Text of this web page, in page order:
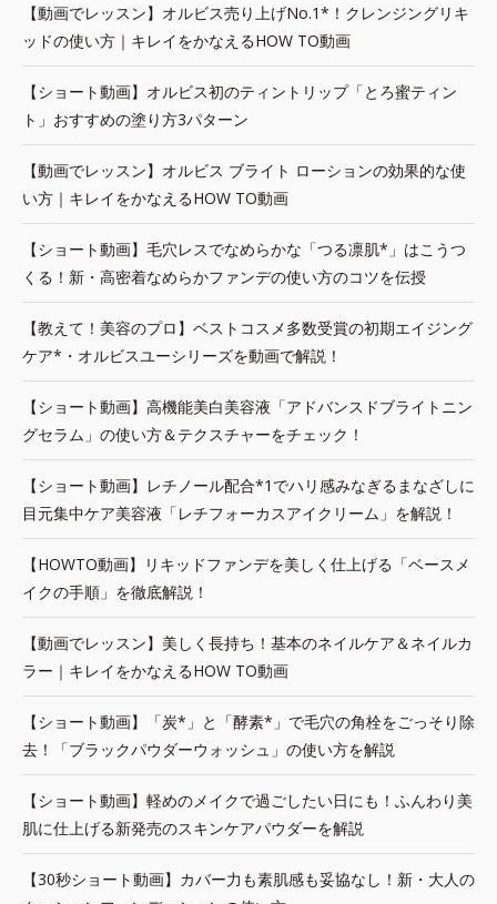
【動画でレッスン】オルビス売り上げNo.1*！クレンジングリキ
ッドの使い方｜キレイをかなえるHOW TO動画
【ショート動画】オルビス初のティントリップ「とろ蜜ティン
ト」おすすめの塗り方3パターン
【動画でレッスン】オルビス ブライト ローションの効果的な使
い方｜キレイをかなえるHOW TO動画
【ショート動画】毛穴レスでなめらかな「つる凛肌*」はこうつ
くる！新・高密着なめらかファンデの使い方のコツを伝授
【教えて！美容のプロ】ベストコスメ多数受賞の初期エイジング
ケア*・オルビスユーシリーズを動画で解説！
【ショート動画】高機能美白美容液「アドバンスドブライトニン
グセラム」の使い方＆テクスチャーをチェック！
【ショート動画】レチノール配合*1でハリ感みなぎるまなざしに
目元集中ケア美容液「レチフォーカスアイクリーム」を解説！
【HOWTO動画】リキッドファンデを美しく仕上げる「ベースメ
イクの手順」を徹底解説！
【動画でレッスン】美しく長持ち！基本のネイルケア＆ネイルカ
ラー｜キレイをかなえるHOW TO動画
【ショート動画】「炭*」と「酵素*」で毛穴の角栓をごっそり除
去！「ブラックパウダーウォッシュ」の使い方を解説
【ショート動画】軽めのメイクで過ごしたい日にも！ふんわり美
肌に仕上げる新発売のスキンケアパウダーを解説
【30秒ショート動画】カバー力も素肌感も妥協なし！新・大人の